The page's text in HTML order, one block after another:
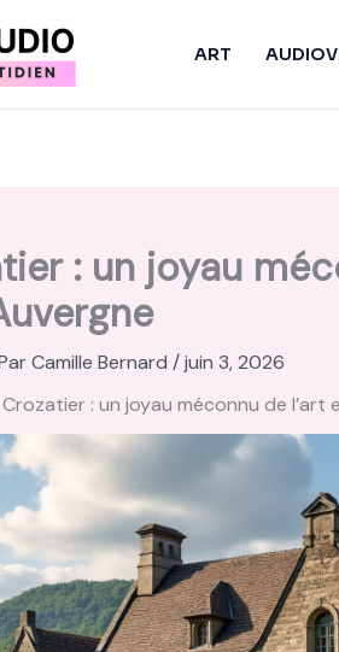
ART
: un joyau
Camille Bernard /juin 3, 2026
: un joyau méconnu de l’art